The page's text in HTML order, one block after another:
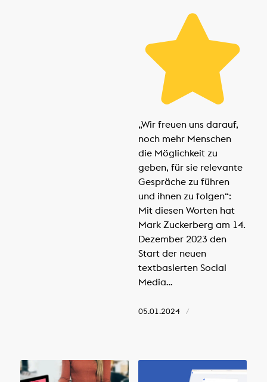
„Wir freuen uns darauf,
noch mehr Menschen
die Möglichkeit zu
geben, für sie relevante
Gespräche zu führen
und ihnen zu folgen“:
Mit diesen Worten hat
Mark Zuckerberg am 14.
Dezember 2023 den
Start der neuen
textbasierten Social
Media…
05.01.2024 /